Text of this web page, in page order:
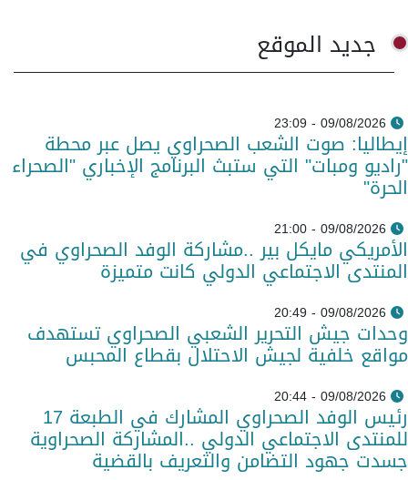
جديد الموقع
09/08/2026 - 23:09
إيطاليا: صوت الشعب الصحراوي يصل عبر محطة
"راديو ومبات" التي ستبث البرنامج الإخباري "الصحراء
الحرة"
09/08/2026 - 21:00
الأمريكي مايكل بير ..مشاركة الوفد الصحراوي في
المنتدى الاجتماعي الدولي كانت متميزة
09/08/2026 - 20:49
وحدات جيش التحرير الشعبي الصحراوي تستهدف
مواقع خلفية لجيش الاحتلال بقطاع المحبس
09/08/2026 - 20:44
رئيس الوفد الصحراوي المشارك في الطبعة 17
للمنتدى الاجتماعي الدولي ..المشاركة الصحراوية
جسدت جهود التضامن والتعريف بالقضية